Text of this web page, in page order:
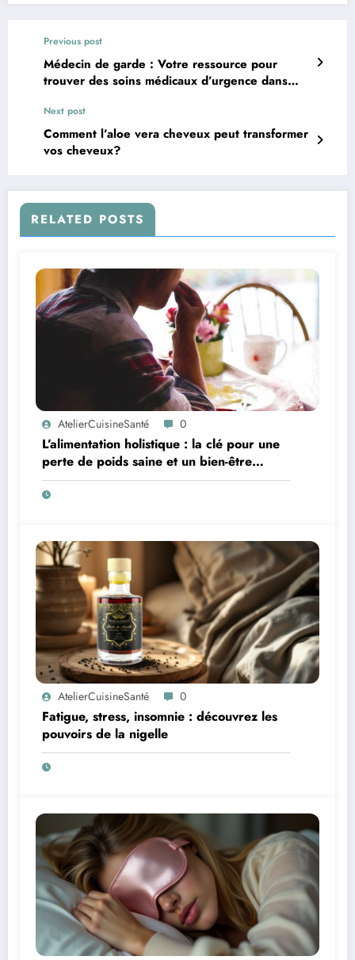
Previous post
Médecin de garde : Votre ressource pour
trouver des soins médicaux d’urgence dans
Next post
Comment l’aloe vera cheveux peut transformer
vos cheveux?
RELATED POSTS
AtelierCuisineSanté 0
L’alimentation holistique : la clé pour une
perte de poids saine et un bien-être
retrouvé
AtelierCuisineSanté 0
Fatigue, stress, insomnie : découvrez les
pouvoirs de la nigelle